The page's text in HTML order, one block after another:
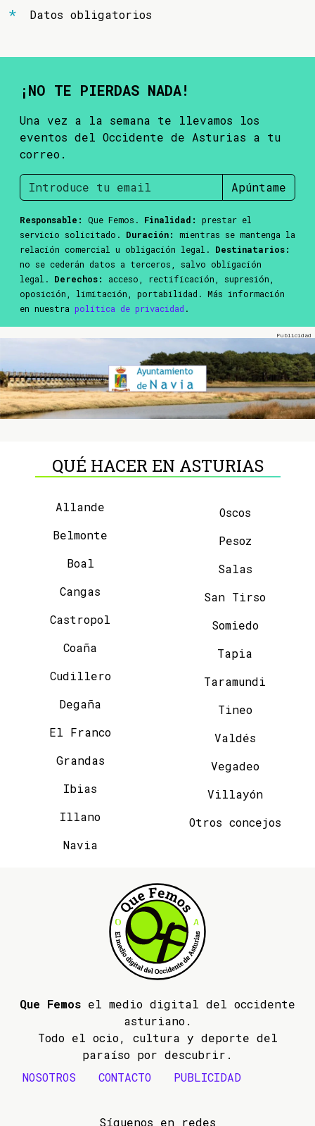
Datos obligatorios
¡NO TE PIERDAS NADA!
Una vez a la semana te llevamos los
eventos del Occidente de Asturias a tu
correo.
Apúntame
Responsable: Que Femos. Finalidad:
prestar el
servicio solicitado. Duración:
mientras se mantenga la
relación comercial u obligación legal. Destinatarios:
no se cederán datos a terceros, salvo obligación
legal. Derechos:
acceso, rectificación, supresión,
oposición, limitación, portabilidad. Más información
en nuestra política de privacidad .
QUÉ HACER EN ASTURIAS
Allande
Belmonte
Boal
Cangas
Castropol
Coaña
Cudillero
Degaña
El Franco
Grandas
Ibias
Illano
Navia
Oscos
Pesoz
Salas
San Tirso
Somiedo
Tapia
Taramundi
Tineo
Valdés
Vegadeo
Villayón
Otros concejos
Que Femos el medio digital del occidente
asturiano.
Todo el ocio, cultura y deporte del
paraíso por descubrir.
NOSOTROS
CONTACTO PUBLICIDAD
Síguenos en redes